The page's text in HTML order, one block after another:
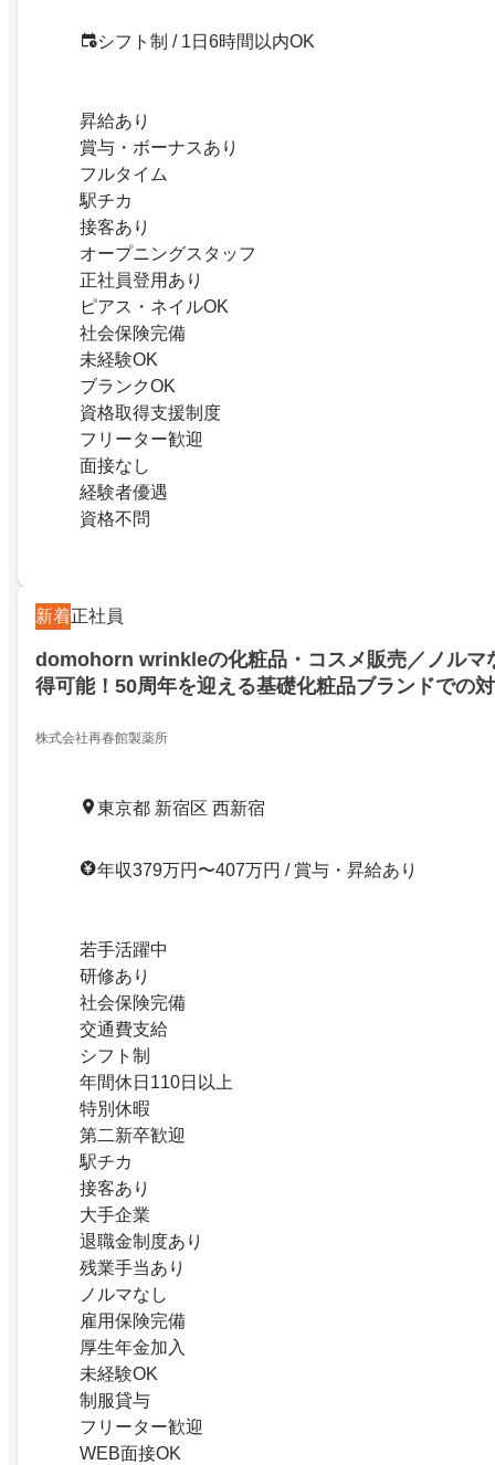
シフト制 / 1日6時間以内OK
昇給あり
賞与・ボーナスあり
フルタイム
駅チカ
接客あり
オープニングスタッフ
正社員登用あり
ピアス・ネイルOK
社会保険完備
未経験OK
ブランクOK
資格取得支援制度
フリーター歓迎
面接なし
経験者優遇
資格不問
新着正社員
domohorn wrinkleの化粧品・コスメ販売／ノルマ
得可能！50周年を迎える基礎化粧品ブランドでの
での対面接客業務！／21499129
株式会社再春館製薬所
東京都 新宿区 西新宿
年収379万円〜407万円 / 賞与・昇給あり
若手活躍中
研修あり
社会保険完備
交通費支給
シフト制
年間休日110日以上
特別休暇
第二新卒歓迎
駅チカ
接客あり
大手企業
退職金制度あり
残業手当あり
ノルマなし
雇用保険完備
厚生年金加入
未経験OK
制服貸与
フリーター歓迎
WEB面接OK